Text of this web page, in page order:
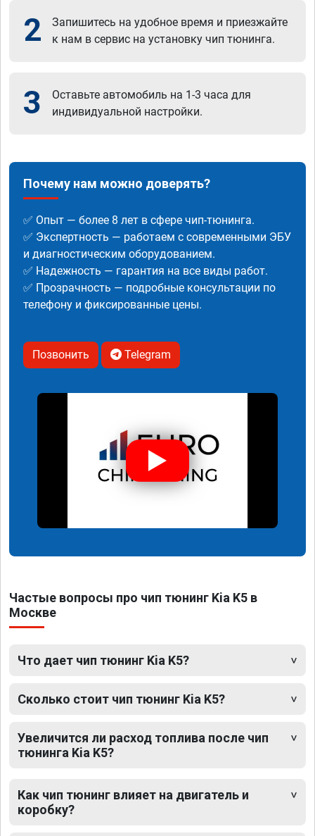
2
Запишитесь на удобное время и приезжайте
к нам в сервис на установку чип тюнинга.
3
Оставьте автомобиль на 1-3 часа для
индивидуальной настройки.
Почему нам можно доверять?
✅ Опыт — более 8 лет в сфере чип-тюнинга.
✅ Экспертность — работаем с современными ЭБУ
и диагностическим оборудованием.
✅ Надежность — гарантия на все виды работ.
✅ Прозрачность — подробные консультации по
телефону и фиксированные цены.
Позвонить Telegram
Частые вопросы про чип тюнинг Kia K5 в
Москве
Что дает чип тюнинг Kia K5?
Сколько стоит чип тюнинг Kia K5?
Увеличится ли расход топлива после чип
тюнинга Kia K5?
Как чип тюнинг влияет на двигатель и
коробку?